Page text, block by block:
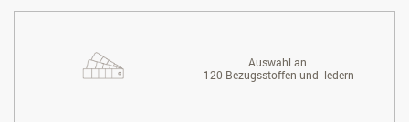
Auswahl an
120 Bezugsstoffen und -ledern